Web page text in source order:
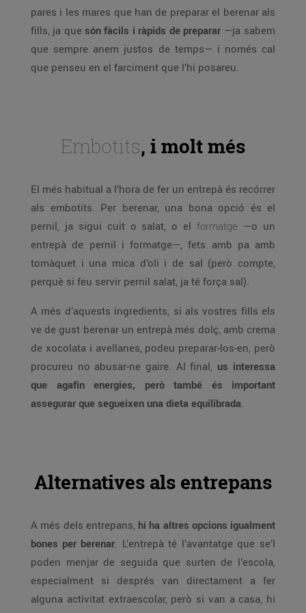
pares i les mares que han de preparar el berenar als
fills, ja que són fàcils i ràpids de preparar —ja sabem
que sempre anem justos de temps— i només cal
que penseu en el farciment que l’hi posareu.
Embotits, i molt més
El més habitual a l’hora de fer un entrepà és recórrer
als embotits. Per berenar, una bona opció és el
pernil, ja sigui cuit o salat, o el formatge —o un
entrepà de pernil i formatge—, fets amb pa amb
tomàquet i una mica d’oli i de sal (però compte,
perquè si feu servir pernil salat, ja té força sal).
A més d’aquests ingredients, si als vostres fills els
ve de gust berenar un entrepà més dolç, amb crema
de xocolata i avellanes, podeu preparar-los-en, però
procureu no abusar-ne gaire. Al final, us interessa
que agafin energies, però també és important
assegurar que segueixen una dieta equilibrada.
Alternatives als entrepans
A més dels entrepans, hi ha altres opcions igualment
bones per berenar. L’entrepà té l’avantatge que se’l
poden menjar de seguida que surten de l’escola,
especialment si després van directament a fer
alguna activitat extraescolar, però si van a casa, hi